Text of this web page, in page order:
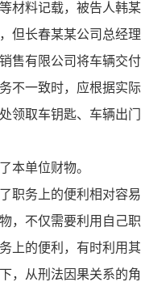
料记载，被告人韩某
但长春某某公司总经
售有限公司将车辆交
不一致时，应根据实
领取车钥匙、车辆出
单位财物。
务上的便利相对容易
，不仅需要利用自己
上的便利，有时利用
，从刑法因果关系的